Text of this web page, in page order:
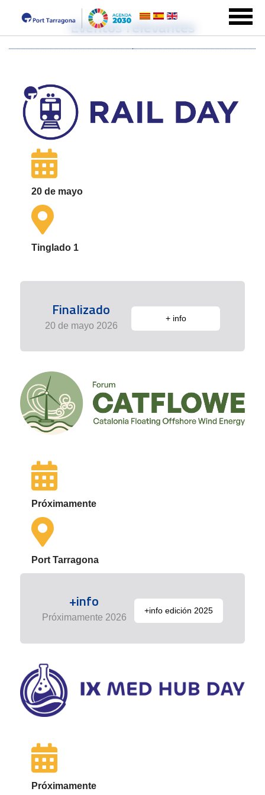
Eventos relevantes
20 de mayo
Tinglado 1
Finalizado
20 de mayo 2026
+ info
Próximamente
Port Tarragona
+info
Próximamente 2026
+info edición 2025
Próximamente